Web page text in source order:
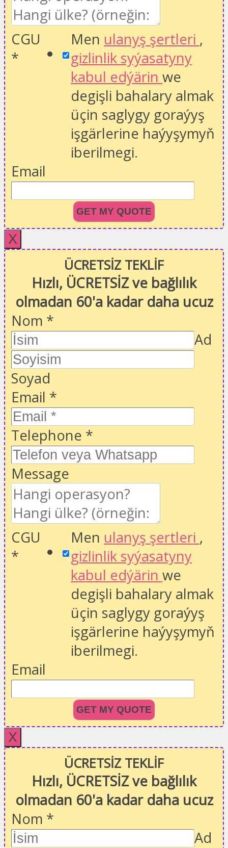
CGU
*
Men ulanyş şertleri ,
gizlinlik syýasatyny
kabul edýärin we
degişli bahalary almak
üçin saglygy goraýyş
işgärlerine haýyşymyň
iberilmegi.
Email
GET MY QUOTE
X
ÜCRETSİZ TEKLİF
Hızlı, ÜCRETSİZ ve bağlılık
olmadan 60'a kadar daha ucuz
Nom *
Ad
Soyad
Email *
Telephone *
Message
CGU
*
Men ulanyş şertleri ,
gizlinlik syýasatyny
kabul edýärin we
degişli bahalary almak
üçin saglygy goraýyş
işgärlerine haýyşymyň
iberilmegi.
Email
GET MY QUOTE
X
ÜCRETSİZ TEKLİF
Hızlı, ÜCRETSİZ ve bağlılık
olmadan 60'a kadar daha ucuz
Nom *
Ad